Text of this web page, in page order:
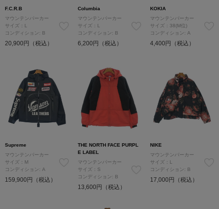
F.C.R.B
マウンテンパーカー
サイズ：L
コンディション: B
20,900円（税込）
Columbia
マウンテンパーカー
サイズ：L
コンディション: B
6,200円（税込）
KOKIA
マウンテンパーカー
サイズ：38(M位)
コンディション: A
4,400円（税込）
Supreme
マウンテンパーカー
サイズ：M
コンディション: A
159,900円（税込）
THE NORTH FACE PURPL
E LABEL
マウンテンパーカー
サイズ：S
コンディション: B
13,600円（税込）
NIKE
マウンテンパーカー
サイズ：L
コンディション: B
17,000円（税込）